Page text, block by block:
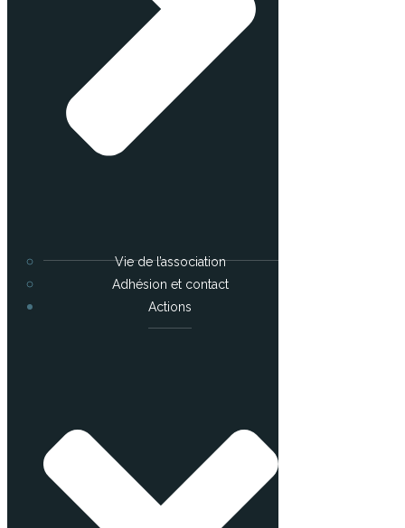
Vie de l’association
Adhésion et contact
Actions